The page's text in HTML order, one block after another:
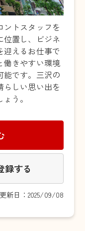
ントスタッフを
位置し、ビジネ
迎えるお仕事で
働きやすい環境
能です。三沢の
らしい思い出を
う。
録する
新日：2025/09/08